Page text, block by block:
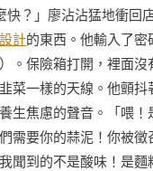
快？」廖沾沾猛地衝
計的東西。他輸入了
。保險箱打開，裡面
菜一樣的天線。他顫
生焦慮的聲音。「喂
需要你的蒜泥！你被
聞到的不是酸味！是